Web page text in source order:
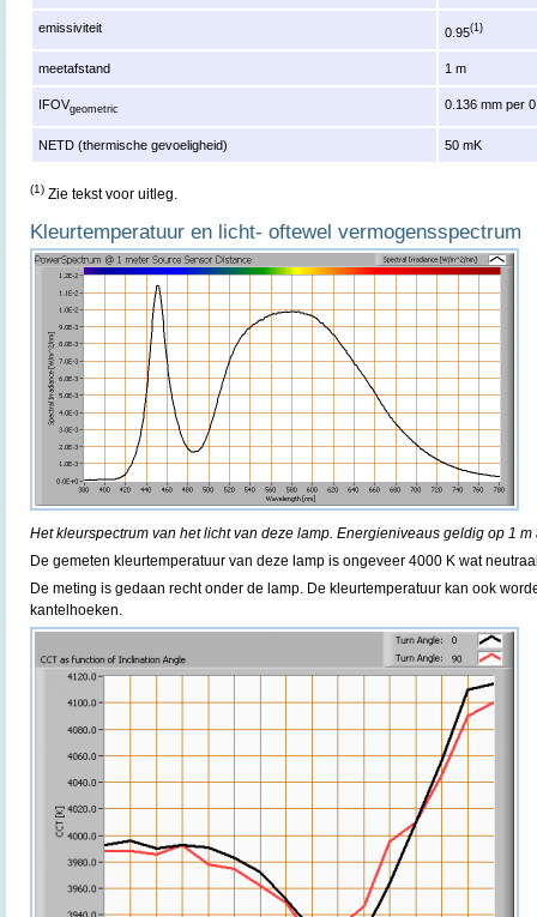
emissiviteit 0.95(1)
meetafstand 1 m
IFOVgeometric 0.136 mm per
NETD (thermische gevoeligheid) 50 mK
(1) Zie tekst voor uitleg.
Kleurtemperatuur en licht- oftewel vermogensspectrum
Het kleurspectrum van het licht van deze lamp. Energieniveaus geldig op 1 m
De gemeten kleurtemperatuur van deze lamp is ongeveer 4000 K wat
De meting is gedaan recht onder de lamp. De kleurtemperatuur kan ook
kantelhoeken.